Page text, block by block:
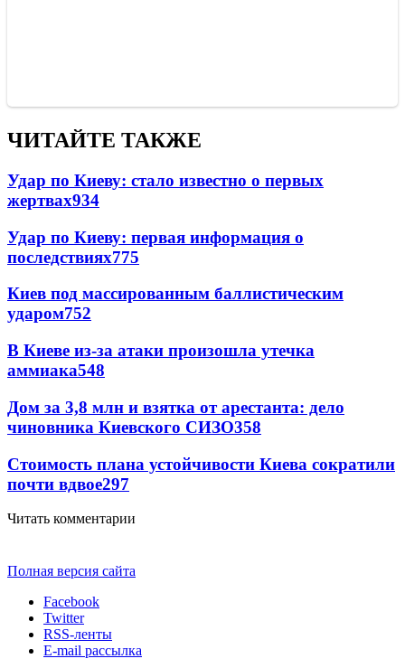
ЧИТАЙТЕ ТАКЖЕ
Удар по Киеву: стало известно о первых
жертвах934
Удар по Киеву: первая информация о
последствиях775
Киев под массированным баллистическим
ударом752
В Киеве из-за атаки произошла утечка
аммиака548
Дом за 3,8 млн и взятка от арестанта: дело
чиновника Киевского СИЗО358
Стоимость плана устойчивости Киева сократили
почти вдвое297
Читать комментарии
Полная версия сайта
Facebook
Twitter
RSS-ленты
E-mail рассылка